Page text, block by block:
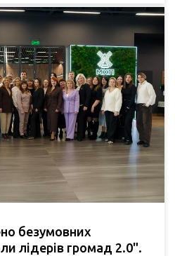
безумовних
лідерів громад 2.0".